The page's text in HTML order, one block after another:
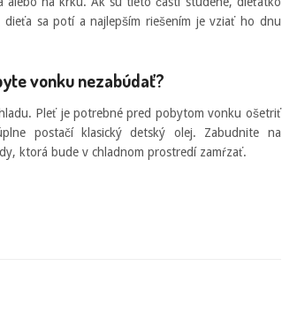
sa potí a najlepším riešením je vziať ho dnu
vonku nezabúdať?
Pleť je potrebné pred pobytom vonku ošetriť
postačí klasický detský olej. Zabudnite na
ktorá bude v chladnom prostredí zamŕzať.